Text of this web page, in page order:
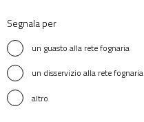
Segnala per
un guasto alla rete fognaria
un disservizio alla rete fognaria
altro